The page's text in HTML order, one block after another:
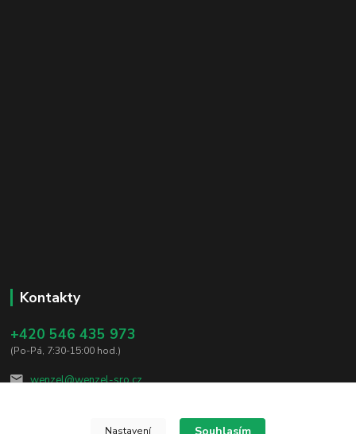
Kontakty
+420 546 435 973
(Po-Pá, 7:30-15:00 hod.)
wenzel@wenzel-sro.cz
Nastavení